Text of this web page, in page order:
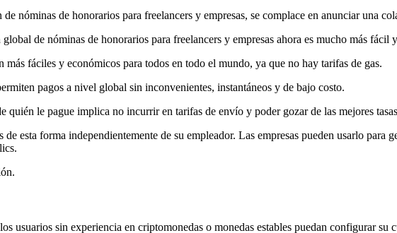
nóminas de honorarios para freelancers y empresas, se complace en anunciar una
de nóminas de honorarios para freelancers y empresas ahora es mucho más
más fáciles y económicos para todos en todo el mundo, ya que no hay tarifas de gas.
pagos a nivel global sin inconvenientes, instantáneos y de bajo costo.
quién le pague implica no incurrir en tarifas de envío y poder gozar de las mejores
esta forma independientemente de su empleador. Las empresas pueden usarlo para
usuarios sin experiencia en criptomonedas o monedas estables puedan configurar